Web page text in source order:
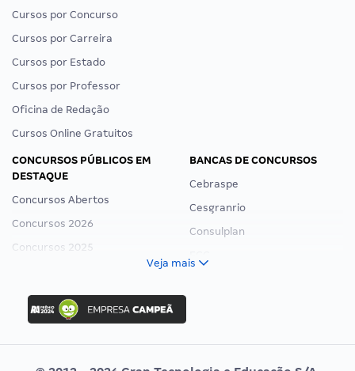
Cursos por Concurso
Cursos por Carreira
Cursos por Estado
Cursos por Professor
Oficina de Redação
Cursos Online Gratuitos
CONCURSOS PÚBLICOS EM
DESTAQUE
Concursos Abertos
Concursos 2026
Concursos 2025
Concurso Ibama
Concurso MPU
Editais publicados
BANCAS DE CONCURSOS
Cebraspe
Cesgranrio
Consulplan
Veja mais